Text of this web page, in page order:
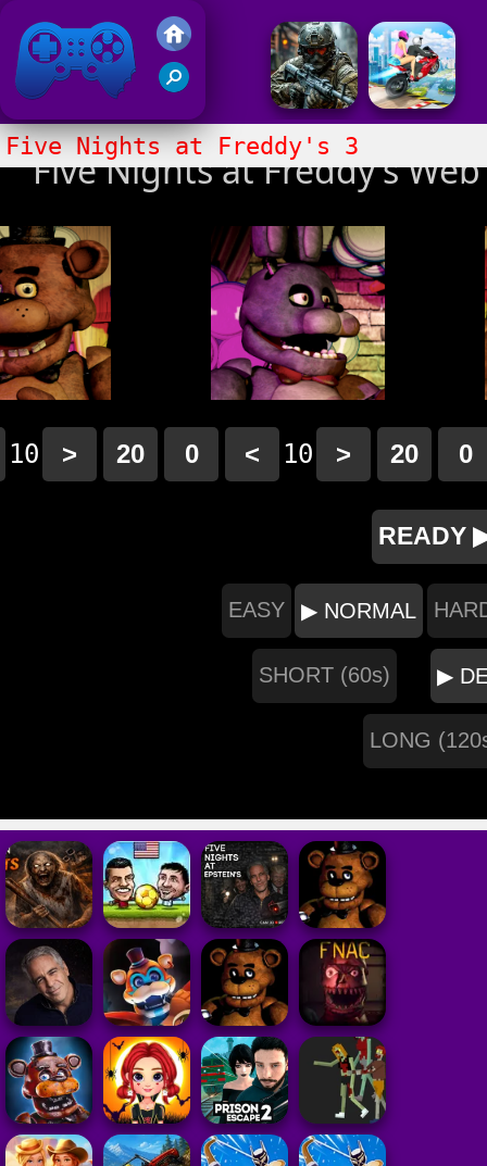
Juegos Friv 2020
Five Nights at Freddy's 3